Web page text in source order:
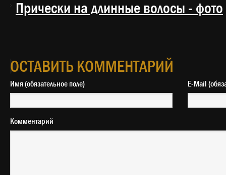
Прически на длинные волосы - фото
ОСТАВИТЬ КОММЕНТАРИЙ
Имя (обязательное поле) E-Mail
Комментарий